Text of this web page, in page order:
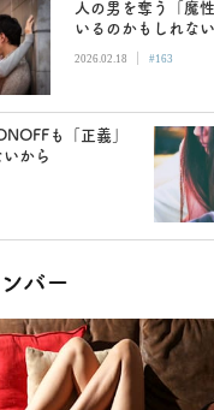
人の男を奪う「魔
いるのかもしれない
2026.02.18 | #163
も「正義」
から
バー